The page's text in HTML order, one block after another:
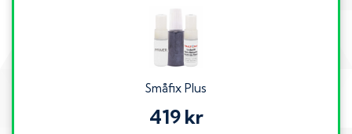
Småfix Plus
419 kr